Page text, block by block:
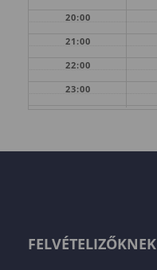
20:00
21:00
22:00
23:00
FELVÉTELIZŐKNEK